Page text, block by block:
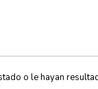
o le hayan